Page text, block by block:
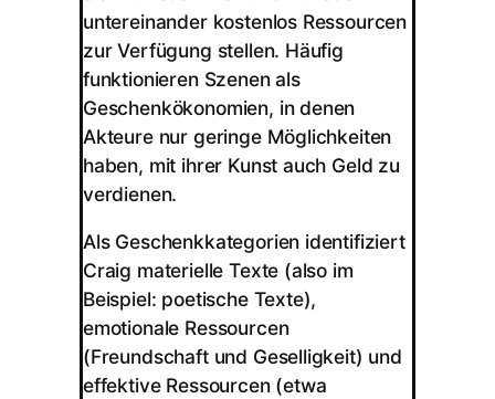
untereinander kostenlos Ressourcen
zur Verfügung stellen. Häufig
funktionieren Szenen als
Geschenkökonomien, in denen
Akteure nur geringe Möglichkeiten
haben, mit ihrer Kunst auch Geld zu
verdienen.
Als Geschenkkategorien identifiziert
Craig materielle Texte (also im
Beispiel: poetische Texte),
emotionale Ressourcen
(Freundschaft und Geselligkeit) und
effektive Ressourcen (etwa